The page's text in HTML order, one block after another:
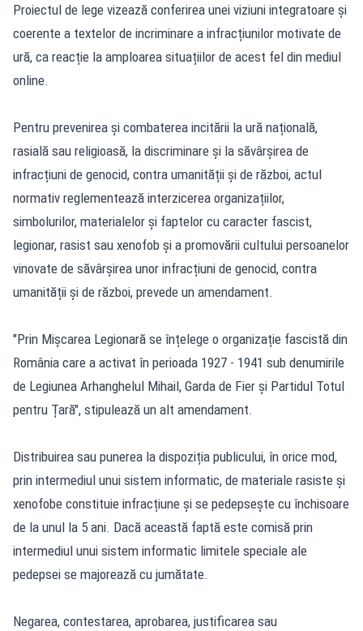
Proiectul de lege vizează conferirea unei viziuni integratoare și
coerente a textelor de incriminare a infracțiunilor motivate de
ură, ca reacție la amploarea situațiilor de acest fel din mediul
online.
Pentru prevenirea și combaterea incitării la ură națională,
rasială sau religioasă, la discriminare și la săvârșirea de
infracțiuni de genocid, contra umanității și de război, actul
normativ reglementează interzicerea organizațiilor,
simbolurilor, materialelor și faptelor cu caracter fascist,
legionar, rasist sau xenofob și a promovării cultului persoanelor
vinovate de săvârșirea unor infracțiuni de genocid, contra
umanității și de război, prevede un amendament.
"Prin Mișcarea Legionară se înțelege o organizație fascistă din
România care a activat în perioada 1927 - 1941 sub denumirile
de Legiunea Arhanghelul Mihail, Garda de Fier și Partidul Totul
pentru Țară", stipulează un alt amendament.
Distribuirea sau punerea la dispoziția publicului, în orice mod,
prin intermediul unui sistem informatic, de materiale rasiste și
xenofobe constituie infracțiune și se pedepsește cu închisoare
de la unul la 5 ani. Dacă această faptă este comisă prin
intermediul unui sistem informatic limitele speciale ale
pedepsei se majorează cu jumătate.
Negarea, contestarea, aprobarea, justificarea sau